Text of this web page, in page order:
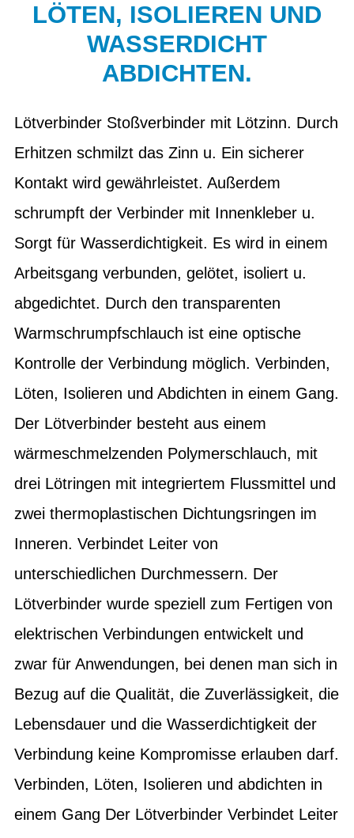
LÖTEN, ISOLIEREN UND
WASSERDICHT
ABDICHTEN.
Lötverbinder Stoßverbinder mit Lötzinn. Durch
Erhitzen schmilzt das Zinn u. Ein sicherer
Kontakt wird gewährleistet. Außerdem
schrumpft der Verbinder mit Innenkleber u.
Sorgt für Wasserdichtigkeit. Es wird in einem
Arbeitsgang verbunden, gelötet, isoliert u.
abgedichtet. Durch den transparenten
Warmschrumpfschlauch ist eine optische
Kontrolle der Verbindung möglich. Verbinden,
Löten, Isolieren und Abdichten in einem Gang.
Der Lötverbinder besteht aus einem
wärmeschmelzenden Polymerschlauch, mit
drei Lötringen mit integriertem Flussmittel und
zwei thermoplastischen Dichtungsringen im
Inneren. Verbindet Leiter von
unterschiedlichen Durchmessern. Der
Lötverbinder wurde speziell zum Fertigen von
elektrischen Verbindungen entwickelt und
zwar für Anwendungen, bei denen man sich in
Bezug auf die Qualität, die Zuverlässigkeit, die
Lebensdauer und die Wasserdichtigkeit der
Verbindung keine Kompromisse erlauben darf.
Verbinden, Löten, Isolieren und abdichten in
einem Gang Der Lötverbinder Verbindet Leiter